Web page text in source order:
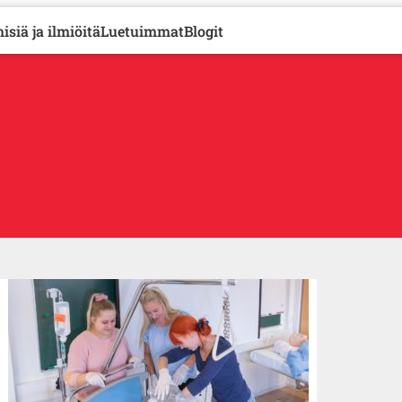
ja ilmiöitäLuetuimmatBlogit